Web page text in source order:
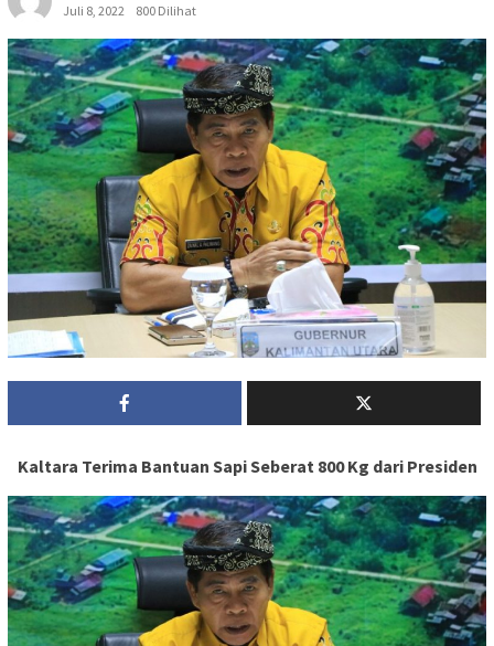
Juli 8, 2022
800 Dilihat
Kaltara Terima Bantuan Sapi Seberat 800 Kg dari Presiden